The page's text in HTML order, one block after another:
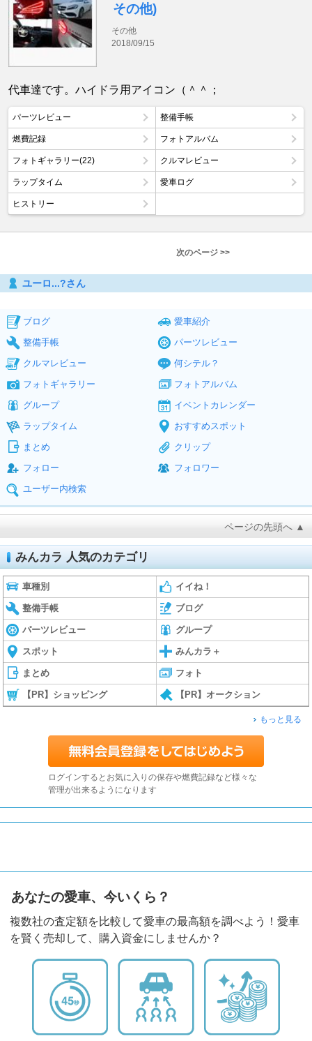
その他)
その他
2018/09/15
代車達です。ハイドラ用アイコン（＾＾；
パーツレビュー 整備手帳
燃費記録 フォトアルバム
フォトギャラリー(22) クルマレビュー
ラップタイム 愛車ログ
ヒストリー
次のページ >>
ユーロ...?さん
ブログ
愛車紹介
整備手帳
パーツレビュー
クルマレビュー
何シテル？
フォトギャラリー
フォトアルバム
グループ
イベントカレンダー
ラップタイム
おすすめスポット
まとめ
クリップ
フォロー
フォロワー
ユーザー内検索
ページの先頭へ ▲
みんカラ 人気のカテゴリ
車種別 イイね！
整備手帳 ブログ
パーツレビュー グループ
スポット みんカラ＋
まとめ フォト
【PR】ショッピング 【PR】オークション
もっと見る
ログインするとお気に入りの保存や燃費記録など様々な
管理が出来るようになります
あなたの愛車、今いくら？
複数社の査定額を比較して愛車の最高額を調べよう！愛車
を賢く売却して、購入資金にしませんか？